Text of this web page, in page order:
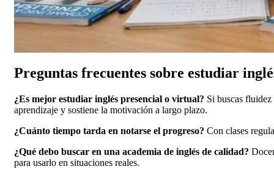
Preguntas frecuentes sobre estudiar
¿Es mejor estudiar inglés presencial o virtual? Si buscas
aprendizaje y sostiene la motivación a largo plazo.
¿Cuánto tiempo tarda en notarse el progreso? Con clases
¿Qué debo buscar en una academia de inglés de calidad?
para usarlo en situaciones reales.